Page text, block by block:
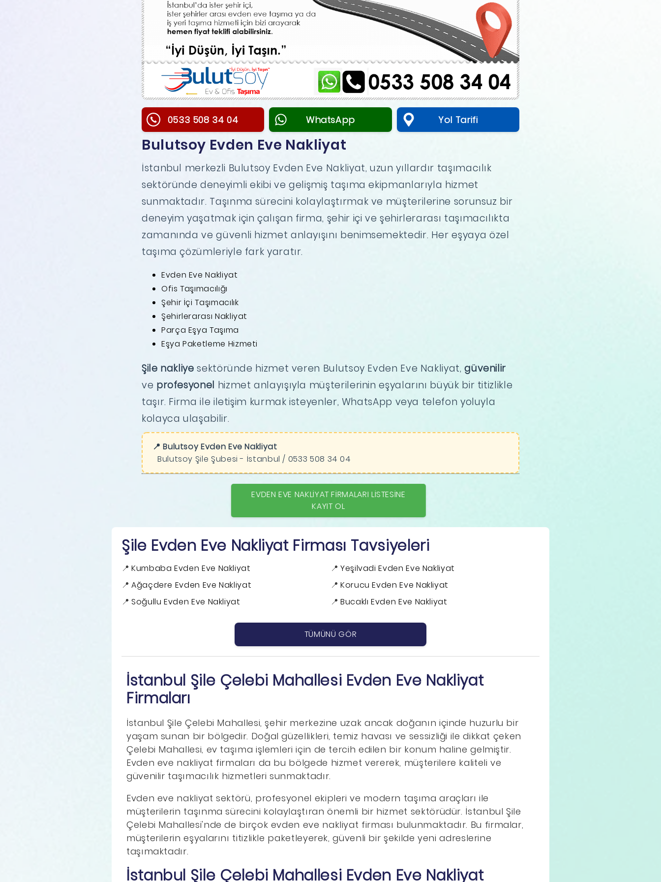
0533 508 34 04 WhatsApp Yol Tarifi
Bulutsoy Evden Eve Nakliyat
İstanbul merkezli Bulutsoy Evden Eve Nakliyat, uzun yıllardır taşımacılık
sektöründe deneyimli ekibi ve gelişmiş taşıma ekipmanlarıyla hizmet
sunmaktadır. Taşınma sürecini kolaylaştırmak ve müşterilerine sorunsuz bir
deneyim yaşatmak için çalışan firma, şehir içi ve şehirlerarası taşımacılıkta
zamanında ve güvenli hizmet anlayışını benimsemektedir. Her eşyaya özel
taşıma çözümleriyle fark yaratır.
Evden Eve Nakliyat
Ofis Taşımacılığı
Şehir İçi Taşımacılık
Şehirlerarası Nakliyat
Parça Eşya Taşıma
Eşya Paketleme Hizmeti
Şile nakliye sektöründe hizmet veren Bulutsoy Evden Eve Nakliyat,güvenilir
ve profesyonel hizmet anlayışıyla müşterilerinin eşyalarını büyük bir titizlikle
taşır. Firma ile iletişim kurmak isteyenler, WhatsApp veya telefon yoluyla
kolayca ulaşabilir.
📍 Bulutsoy Evden Eve Nakliyat
Bulutsoy Şile Şubesi - İstanbul / 0533 508 34 04
EVDEN EVE NAKLIYAT FIRMALARI LISTESINE
KAYIT OL
Şile Evden Eve Nakliyat Firması Tavsiyeleri
Kumbaba Evden Eve Nakliyat
Yeşilvadi Evden Eve Nakliyat
Ağaçdere Evden Eve Nakliyat
Korucu Evden Eve Nakliyat
Soğullu Evden Eve Nakliyat
Bucaklı Evden Eve Nakliyat
TÜMÜNÜ GÖR
İstanbul Şile Çelebi Mahallesi Evden Eve Nakliyat
Firmaları
İstanbul Şile Çelebi Mahallesi, şehir merkezine uzak ancak doğanın içinde huzurlu bir
yaşam sunan bir bölgedir. Doğal güzellikleri, temiz havası ve sessizliği ile dikkat çeken
Çelebi Mahallesi, ev taşıma işlemleri için de tercih edilen bir konum haline gelmiştir.
Evden eve nakliyat firmaları da bu bölgede hizmet vererek, müşterilere kaliteli ve
güvenilir taşımacılık hizmetleri sunmaktadır.
Evden eve nakliyat sektörü, profesyonel ekipleri ve modern taşıma araçları ile
müşterilerin taşınma sürecini kolaylaştıran önemli bir hizmet sektörüdür. İstanbul Şile
Çelebi Mahallesi'nde de birçok evden eve nakliyat firması bulunmaktadır. Bu firmalar,
müşterilerin eşyalarını titizlikle paketleyerek, güvenli bir şekilde yeni adreslerine
taşımaktadır.
İstanbul Şile Çelebi Mahallesi Evden Eve Nakliyat